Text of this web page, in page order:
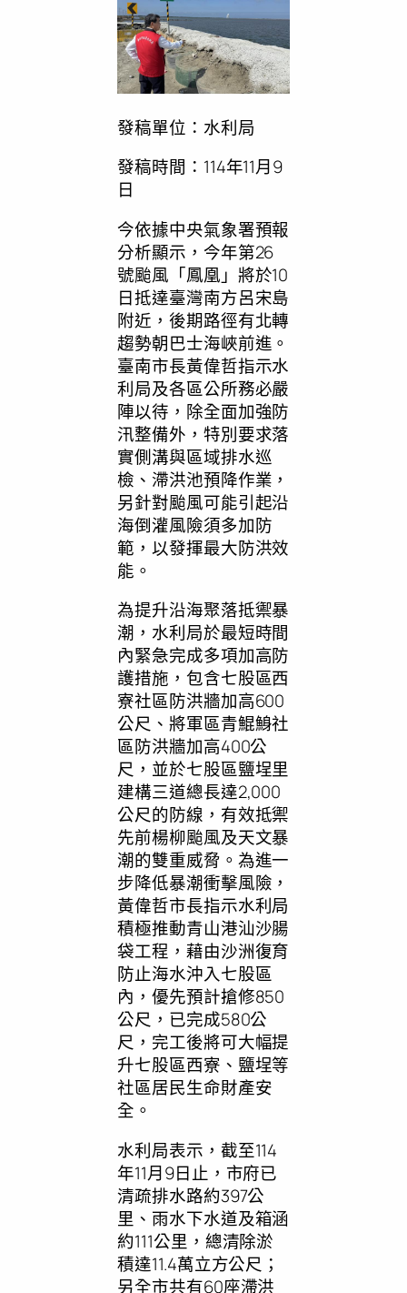
發稿單位：水利局
發稿時間：114年11月9
日
今依據中央氣象署預報
分析顯示，今年第26
號颱風「鳳凰」將於10
日抵達臺灣南方呂宋島
附近，後期路徑有北轉
趨勢朝巴士海峽前進。
臺南市長黃偉哲指示水
利局及各區公所務必嚴
陣以待，除全面加強防
汛整備外，特別要求落
實側溝與區域排水巡
檢、滯洪池預降作業，
另針對颱風可能引起沿
海倒灌風險須多加防
範，以發揮最大防洪效
能。
為提升沿海聚落抵禦暴
潮，水利局於最短時間
內緊急完成多項加高防
護措施，包含七股區西
寮社區防洪牆加高600
公尺、將軍區青鯤鯓社
區防洪牆加高400公
尺，並於七股區鹽埕里
建構三道總長達2,000
公尺的防線，有效抵禦
先前楊柳颱風及天文暴
潮的雙重威脅。為進一
步降低暴潮衝擊風險，
黃偉哲市長指示水利局
積極推動青山港汕沙腸
袋工程，藉由沙洲復育
防止海水沖入七股區
內，優先預計搶修850
公尺，已完成580公
尺，完工後將可大幅提
升七股區西寮、鹽埕等
社區居民生命財產安
全。
水利局表示，截至114
年11月9日止，市府已
清疏排水路約397公
里、雨水下水道及箱涵
約111公里，總清除淤
積達11.4萬立方公尺；
另全市共有60座滯洪